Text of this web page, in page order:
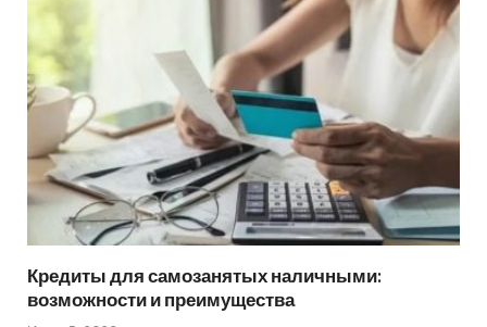
Кредиты для самозанятых наличными:
возможности и преимущества